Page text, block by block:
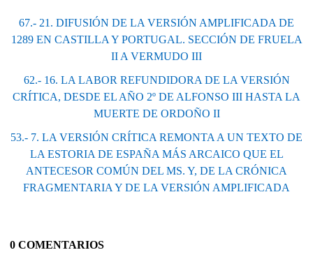
67.- 21. DIFUSIÓN DE LA VERSIÓN AMPLIFICADA DE
1289 EN CASTILLA Y PORTUGAL. SECCIÓN DE FRUELA
II A VERMUDO III
62.- 16. LA LABOR REFUNDIDORA DE LA VERSIÓN
CRÍTICA, DESDE EL AÑO 2º DE ALFONSO III HASTA LA
MUERTE DE ORDOÑO II
53.- 7. LA VERSIÓN CRÍTICA REMONTA A UN TEXTO DE
LA ESTORIA DE ESPAÑA MÁS ARCAICO QUE EL
ANTECESOR COMÚN DEL MS. Y, DE LA CRÓNICA
FRAGMENTARIA Y DE LA VERSIÓN AMPLIFICADA
0 COMENTARIOS